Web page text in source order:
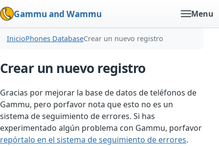
Gammu and Wammu Menu
InicioPhones DatabaseCrear un nuevo registro
Crear un nuevo registro
Gracias por mejorar la base de datos de teléfonos de
Gammu, pero porfavor nota que esto no es un
sistema de seguimiento de errores. Si has
experimentado algún problema con Gammu, porfavor
repórtalo en el sistema de seguimiento de errores.